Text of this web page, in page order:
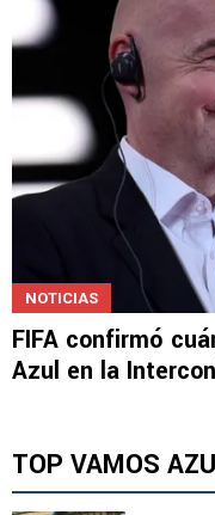
NOTICIAS
FIFA confirmó
Azul en la
TOP VAMOS